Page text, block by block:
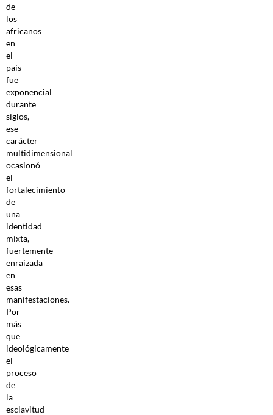
de
los
africanos
en
el
país
fue
exponencial
durante
siglos,
ese
carácter
multidimensional
ocasionó
el
fortalecimiento
de
una
identidad
mixta,
fuertemente
enraizada
en
esas
manifestaciones.
Por
más
que
ideológicamente
el
proceso
de
la
esclavitud